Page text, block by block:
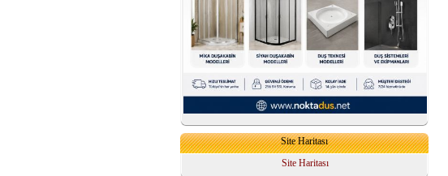
Site Haritası
Site Haritası